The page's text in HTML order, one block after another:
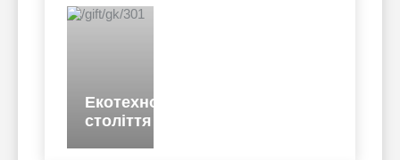
Екотехнології-21
століття